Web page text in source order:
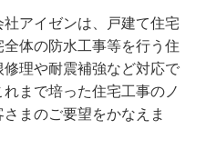
アイゼンは、戸建て住宅
体の防水工事等を行う住
理や耐震補強など対応で
まで培った住宅工事のノ
まのご要望をかなえま